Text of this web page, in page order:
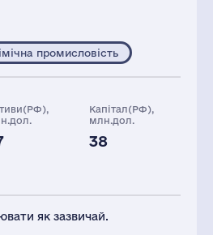
промисловість
Капітал(РФ),
млн.дол.
38
як зазвичай.